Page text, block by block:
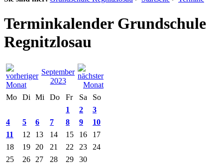
Terminkalender Grundschule
Regnitzlosau
September
2023
Mo
Di Mi Do Fr Sa
So
1
2
3
4
5 6 7 8 9
10
11
12 13 14 15 16
17
18
19 20 21 22 23
24
25
26 27 28 29
30